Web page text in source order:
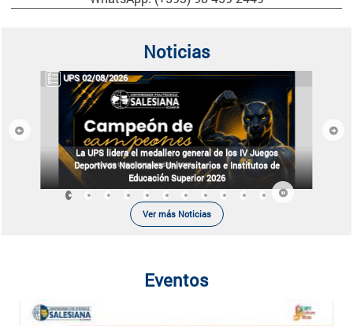
Noticias
UPS 02/08/2026
La UPS lidera el medallero general de los IV Juegos
Deportivos Nacionales Universitarios e Institutos de
Educación Superior 2026
Previous Next
Ver más Noticias
Eventos